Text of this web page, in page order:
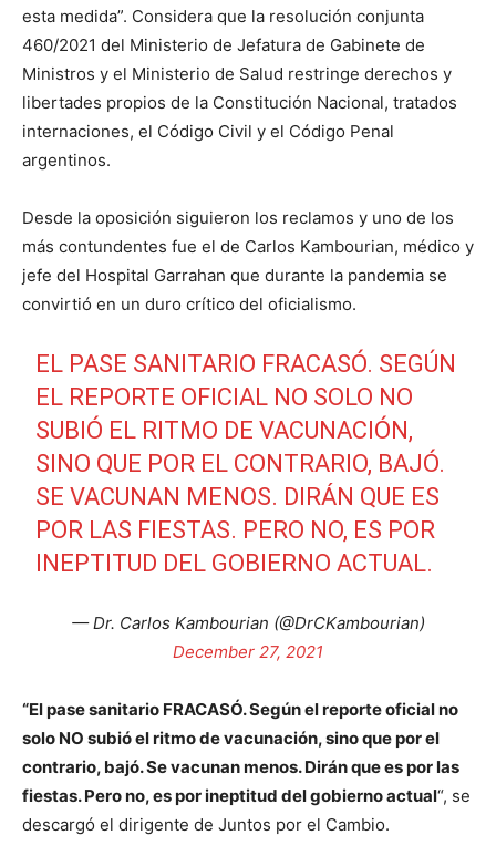
esta medida”. Considera que la resolución conjunta
460/2021 del Ministerio de Jefatura de Gabinete de
Ministros y el Ministerio de Salud restringe derechos y
libertades propios de la Constitución Nacional, tratados
internaciones, el Código Civil y el Código Penal
argentinos.
Desde la oposición siguieron los reclamos y uno de los
más contundentes fue el de Carlos Kambourian, médico y
jefe del Hospital Garrahan que durante la pandemia se
convirtió en un duro crítico del oficialismo.
EL PASE SANITARIO FRACASÓ. SEGÚN
EL REPORTE OFICIAL NO SOLO NO
SUBIÓ EL RITMO DE VACUNACIÓN,
SINO QUE POR EL CONTRARIO, BAJÓ.
SE VACUNAN MENOS. DIRÁN QUE ES
POR LAS FIESTAS. PERO NO, ES POR
INEPTITUD DEL GOBIERNO ACTUAL.
— Dr. Carlos Kambourian (@DrCKambourian)
December 27, 2021
“El pase sanitario FRACASÓ. Según el reporte oficial no
solo NO subió el ritmo de vacunación, sino que por el
contrario, bajó. Se vacunan menos. Dirán que es por las
fiestas. Pero no, es por ineptitud del gobierno actual“, se
descargó el dirigente de Juntos por el Cambio.